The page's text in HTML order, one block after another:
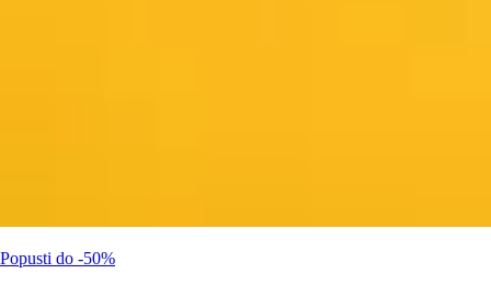
Popusti do -50%